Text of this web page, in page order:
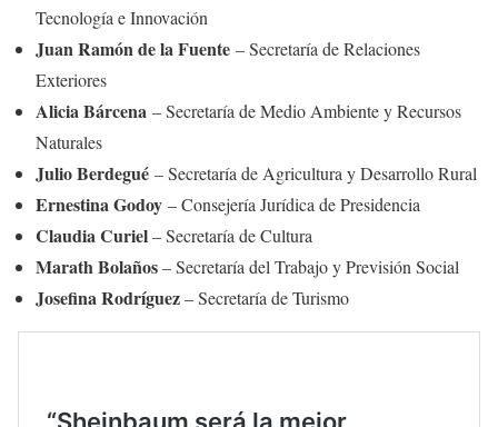
Tecnología e Innovación
Juan Ramón de la Fuente – Secretaría de Relaciones
Exteriores
Alicia Bárcena – Secretaría de Medio Ambiente y Recursos
Naturales
Julio Berdegué – Secretaría de Agricultura y Desarrollo Rural
Ernestina Godoy – Consejería Jurídica de Presidencia
Claudia Curiel– Secretaría de Cultura
Marath Bolaños– Secretaría del Trabajo y Previsión Social
Josefina Rodríguez– Secretaría de Turismo